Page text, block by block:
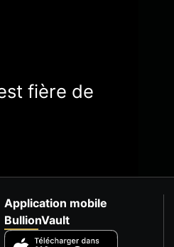
fière de
Application mobile
BullionVault